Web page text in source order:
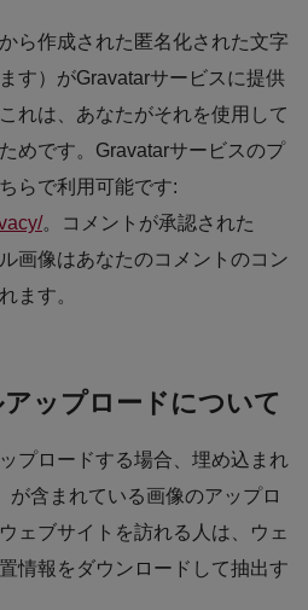
ら作成された匿名化された文字
す）がGravatarサービスに提供
れは、あなたがそれを使用して
めです。Gravatarサービスのプ
らで利用可能です:
。コメントが承認された
画像はあなたのコメントのコン
ます。
ップロードについて
プロードする場合、埋め込まれ
が含まれている画像のアップロ
ェブサイトを訪れる人は、ウェ
情報をダウンロードして抽出す